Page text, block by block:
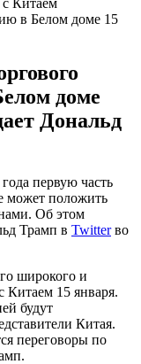
в Белом доме 15
доме
Дональд
первую часть
может положить
Об этом
Трамп в Twitterво
широкого и
Китаем 15 января.
будут
Китая.
переговоры по